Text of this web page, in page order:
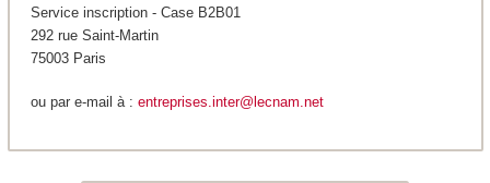
Service inscription - Case B2B01
292 rue Saint-Martin
75003 Paris
ou par e-mail à : entreprises.inter@lecnam.net